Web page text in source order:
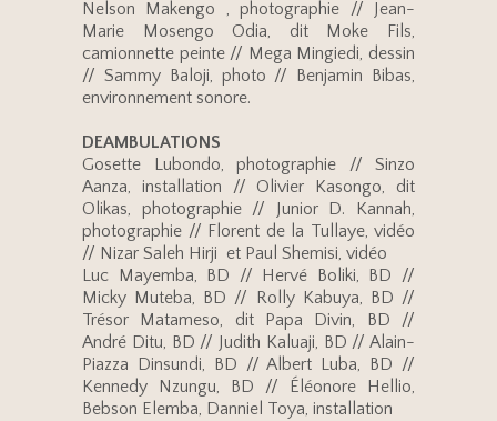
Nelson Makengo , photographie // Jean-
Marie Mosengo Odia, dit Moke Fils,
camionnette peinte // Mega Mingiedi, dessin
// Sammy Baloji, photo // Benjamin Bibas,
environnement sonore.
DEAMBULATIONS
Gosette Lubondo, photographie // Sinzo
Aanza, installation // Olivier Kasongo, dit
Olikas, photographie // Junior D. Kannah,
photographie // Florent de la Tullaye, vidéo
// Nizar Saleh Hirji et Paul Shemisi, vidéo
Luc Mayemba, BD // Hervé Boliki, BD //
Micky Muteba, BD // Rolly Kabuya, BD //
Trésor Matameso, dit Papa Divin, BD //
André Ditu, BD // Judith Kaluaji, BD // Alain-
Piazza Dinsundi, BD // Albert Luba, BD //
Kennedy Nzungu, BD // Éléonore Hellio,
Bebson Elemba, Danniel Toya, installation